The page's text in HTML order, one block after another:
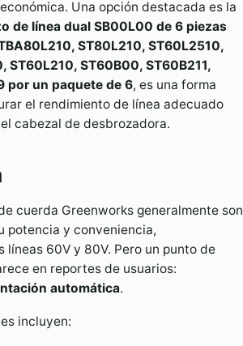
Una opción destacada es la
de línea dual SB00L00 de 6 piezas
ST80L210, ST60L2510,
ST60L210, ST60B00, ST60B211,
por un paquete de 6, es una forma
el rendimiento de línea adecuado
cabezal de desbrozadora.
cuerda Greenworks generalmente son
potencia y conveniencia,
líneas 60V y 80V. Pero un punto de
en reportes de usuarios:
automática.
incluyen: